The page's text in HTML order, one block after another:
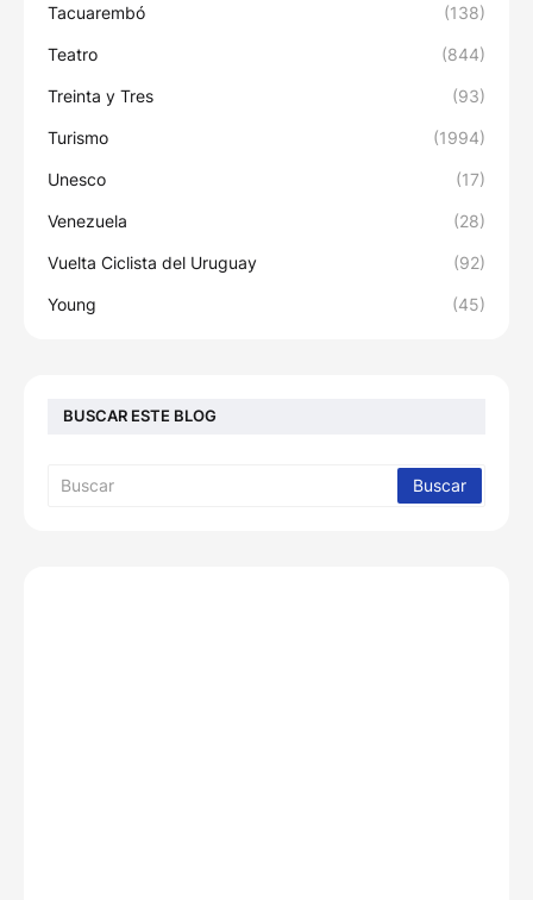
Tacuarembó (138)
Teatro (844)
Treinta y Tres (93)
Turismo (1994)
Unesco (17)
Venezuela (28)
Vuelta Ciclista del Uruguay (92)
Young (45)
BUSCAR ESTE BLOG